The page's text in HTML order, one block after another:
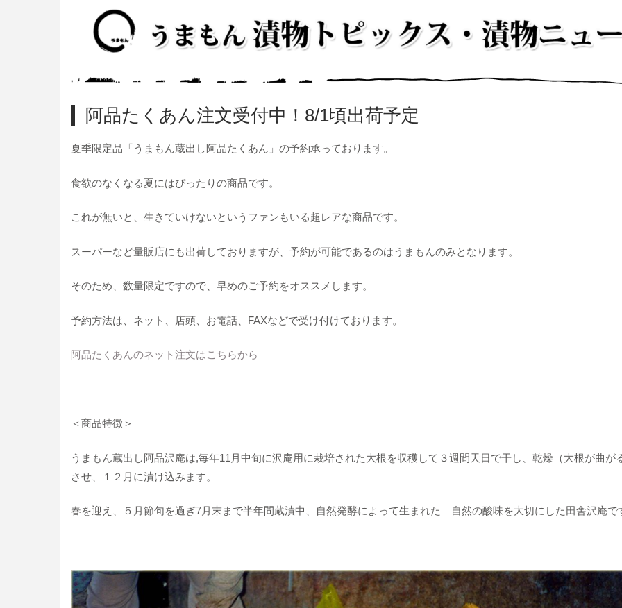
阿品たくあん注文受付中！8/1頃出荷予定
夏季限定品「うまもん蔵出し阿品たくあん」の予約承っております。
食欲のなくなる夏にはぴったりの商品です。
これが無いと、生きていけないというファンもいる超レアな商品です。
スーパーなど量販店にも出荷しておりますが、予約が可能であるのはうまもんのみとなります。
そのため、数量限定ですので、早めのご予約をオススメします。
予約方法は、ネット、店頭、お電話、FAXなどで受け付けております。
阿品たくあんのネット注文はこちらから
＜商品特徴＞
うまもん蔵出し阿品沢庵は,毎年11月中旬に沢庵用に栽培された大根を収穫して３週間天日で干し、乾燥（大根が曲が
させ、１２月に漬け込みます。
春を迎え、５月節句を過ぎ7月末まで半年間蔵漬中、自然発酵によって生まれた 自然の酸味を大切にした田舎沢庵で